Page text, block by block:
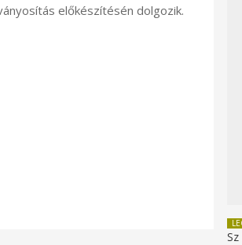
előkészítésén dolgozik.